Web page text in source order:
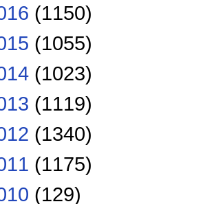
(1150)
(1055)
(1023)
(1119)
(1340)
(1175)
(129)